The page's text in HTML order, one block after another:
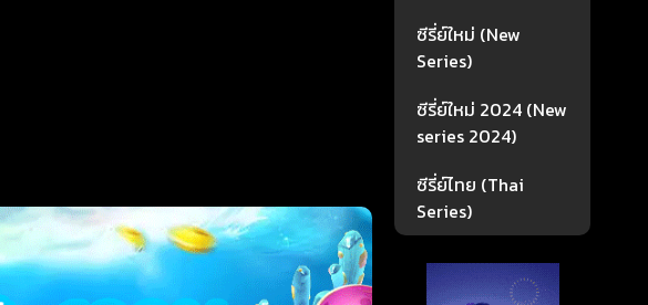
ซีรี่ย์ใหม่ (New
Series)
ซีรี่ย์ใหม่ 2024 (New
series 2024)
ซีรี่ย์ไทย (Thai
Series)